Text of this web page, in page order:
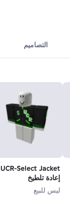
التصاميم
UCR-Select Jacket
إعادة تلطيخ
ليس للبيع